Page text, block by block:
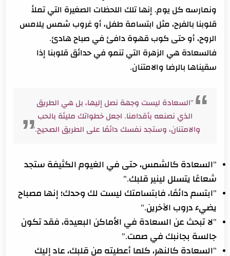
ونمارسه كل يوم. إنها تلك اللحظات الصغيرة التي تملأ
قلوبنا بالفرح، مثل ابتسامة طفل، أو غروب شمس يلامس
الروح، أو حتى كوب قهوة دافئ في صباح هادئ.
فالسعادة هي الزهرة التي تنمو في حدائق قلوبنا إذا
سقيناها بالرضا والامتنان.
"السعادة ليست وجهة نصل إليها، بل هي الطريق
الذي نصنعه بأقدامنا. اجعل خطواتك مليئة بالحب
والامتنان، وستجد نفسك دائمًا على الطريق الصحيح."
"السعادة كالشمس، حتى في الغيوم الكثيفة ستجد
شعاعًا يتسلل لينير قلبك."
"ابتسم دائمًا، فابتسامتك ليست لك وحدك؛ إنها مصباح
يضيء دروب الآخرين."
"لا تبحث عن السعادة في الأماكن البعيدة، فقد تكون
جالسة بجانبك في صمت."
"السعادة كالنهر، كلما أعطيته من قلبك، عاد إليك